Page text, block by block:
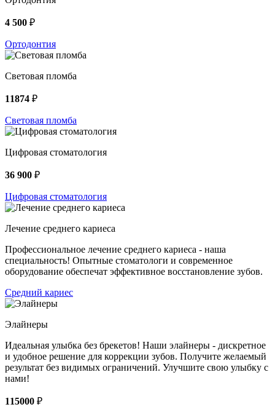
4 500 ₽
Ортодонтия
Световая пломба
11874 ₽
Световая пломба
Цифровая стоматология
36 900 ₽
Цифровая стоматология
Лечение среднего кариеса
Профессиональное лечение среднего кариеса - наша
специальность! Опытные стоматологи и современное
оборудование обеспечат эффективное восстановление зубов.
Средний кариес
Элайнеры
Идеальная улыбка без брекетов! Наши элайнеры - дискретное
и удобное решение для коррекции зубов. Получите желаемый
результат без видимых ограничений. Улучшите свою улыбку с
нами!
115000 ₽